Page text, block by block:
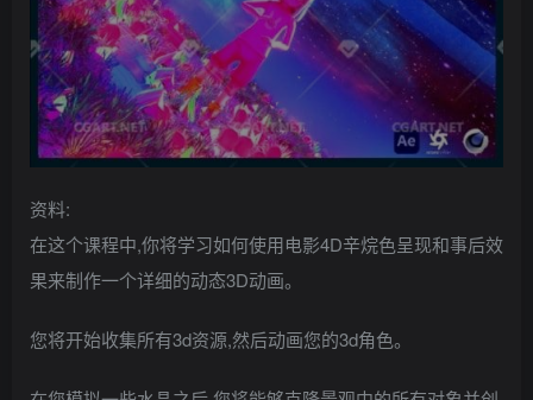
资料:
在这个课程中,你将学习如何使用电影4D辛烷色呈现和事后效
果来制作一个详细的动态3D动画。
您将开始收集所有3d资源,然后动画您的3d角色。